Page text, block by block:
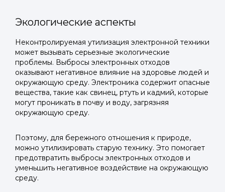
Экологические аспекты
Неконтролируемая утилизация электронной техники
может вызывать серьезные экологические
проблемы. Выбросы электронных отходов
оказывают негативное влияние на здоровье людей и
окружающую среду. Электроника содержит опасные
вещества, такие как свинец, ртуть и кадмий, которые
могут проникать в почву и воду, загрязняя
окружающую среду.
Поэтому, для бережного отношения к природе,
можно утилизировать старую технику. Это помогает
предотвратить выбросы электронных отходов и
уменьшить негативное воздействие на окружающую
среду.